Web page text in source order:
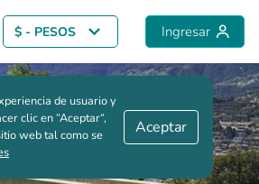
$ - PESOS Ingresar
de usuario y
clic en “Aceptar“,
web tal como se
Aceptar
Guardar comparación